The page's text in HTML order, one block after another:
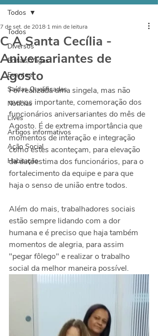
Todos
Diversos
Editais/Vagas
Eventos
Saídas Qualificadas
Notícias
Lives
Artigos informativos
Ação Social
Habitação
Todos
C A Santa Cecília -
Aniversariantes de
Agosto
7 de set. de 2018 1 min de leitura
Foi realizada uma singela, mas não
menos importante, comemoração dos
funcionários aniversariantes do mês de
Agosto. É de extrema importância que
momentos de interação e integração
como estes aconteçam, para elevação
da autoestima dos funcionários, para o
fortalecimento da equipe e para que
haja o senso de união entre todos.
Além do mais, trabalhadores sociais
estão sempre lidando com a dor
humana e é preciso que haja também
momentos de alegria, para assim
"pegar fôlego" e realizar o trabalho
social da melhor maneira possível.